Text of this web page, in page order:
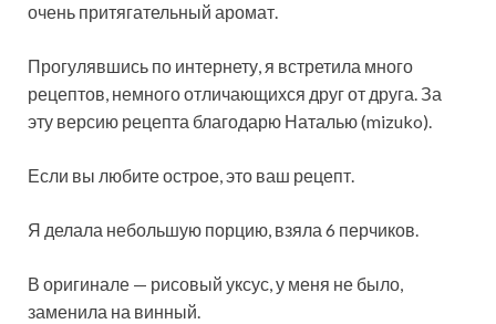
очень притягательный аромат.
Прогулявшись по интернету, я встретила много
рецептов, немного отличающихся друг от друга. За
эту версию рецепта благодарю Наталью (mizuko).
Если вы любите острое, это ваш рецепт.
Я делала небольшую порцию, взяла 6 перчиков.
В оригинале — рисовый уксус, у меня не было,
заменила на винный.